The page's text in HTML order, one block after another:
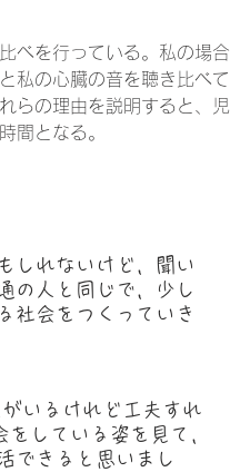
べを行っている。私の場合
私の心臓の音を聴き比べて
らの理由を説明すると、児
間となる。
しれないけど，聞い
の人と同じで，少し
社会をつくっていき
いるけれど工夫すれ
している姿を見て，
できると思いまし